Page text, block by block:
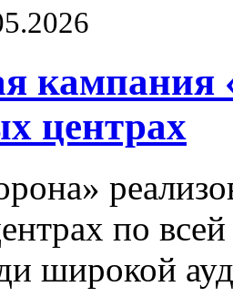
кампания
центрах
по
широкой